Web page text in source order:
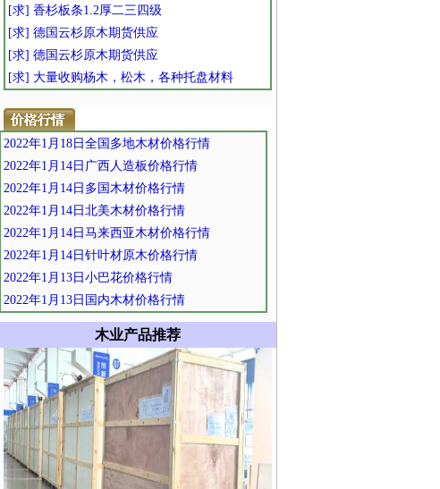
[求] 香杉板条1.2厚二三四级
[求] 德国云杉原木期货供应
[求] 德国云杉原木期货供应
[求] 大量收购杨木，松木，各种托盘材料
2022年1月18日全国多地木材价格行情
2022年1月14日广西人造板价格行情
2022年1月14日多国木材价格行情
2022年1月14日北美木材价格行情
2022年1月14日马来西亚木材价格行情
2022年1月14日针叶材原木价格行情
2022年1月13日小巴花价格行情
2022年1月13日国内木材价格行情
木业产品推荐